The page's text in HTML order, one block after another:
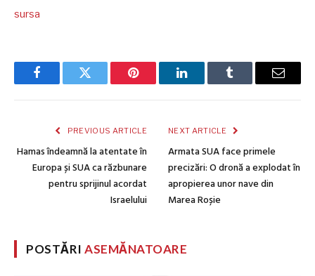
sursa
FacebookTwitter Pinterest LinkedInTumblr Email
PREVIOUS ARTICLE
Hamas îndeamnă la atentate în
Europa și SUA ca răzbunare
pentru sprijinul acordat
Israelului
NEXT ARTICLE
Armata SUA face primele
precizări: O dronă a explodat în
apropierea unor nave din
Marea Roșie
POSTĂRIASEMĂNATOARE